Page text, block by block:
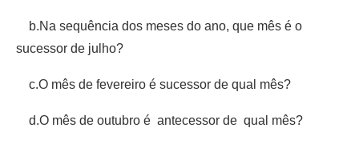
b.Na sequência dos meses do ano, que mês é o
sucessor de julho?
c.O mês de fevereiro é sucessor de qual mês?
d.O mês de outubro é antecessor de qual mês?